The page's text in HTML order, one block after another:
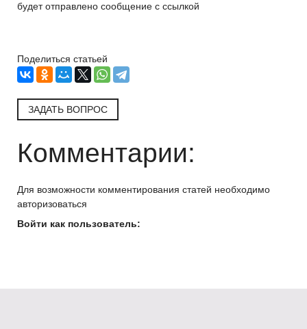
будет отправлено сообщение с ссылкой
Поделиться статьей
ЗАДАТЬ ВОПРОС
Комментарии:
Для возможности комментирования статей необходимо
авторизоваться
Войти как пользователь: